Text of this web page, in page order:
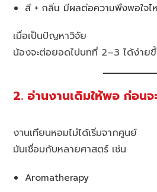
สี + กลิ่น มีผลต่อความพึงพอใจไ
เมื่อเป็นปัญหาวิจัย
น้องจะต่อยอดไปบทที่ 2–3 ได้ง่าย
2. อ่านงานเดิมให้พอ ก่อน
งานเทียนหอมไม่ได้เริ่มจากศูนย์
มันเชื่อมกับหลายศาสตร์ เช่น
Aromatherapy